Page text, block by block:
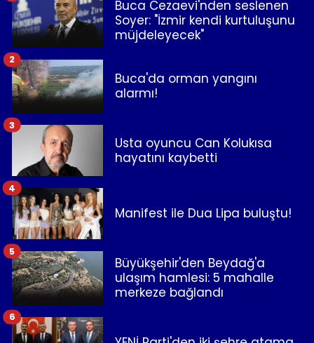
Buca Cezaevi'nden seslenen
Soyer: "İzmir kendi kurtuluşunu
müjdeleyecek"
Buca'da orman yangını
alarmı!
2
Usta oyuncu Can Kolukısa
hayatını kaybetti
3
Manifest ile Dua Lipa buluştu!
4
Büyükşehir'den Beydağ'a
ulaşım hamlesi: 5 mahalle
merkeze bağlandı
5
6